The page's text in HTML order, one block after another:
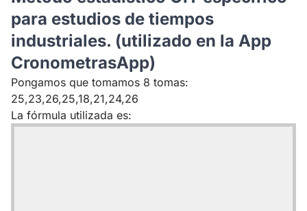
para estudios de tiempos
industriales. (utilizado en la App
CronometrasApp)
Pongamos que tomamos 8 tomas:
25,23,26,25,18,21,24,26
La fórmula utilizada es: